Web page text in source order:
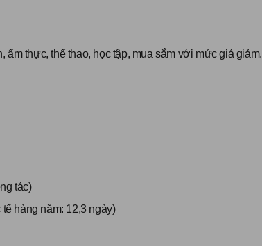
thực, thể thao, học tập, mua sắm với mức giá giảm.
tác)
hàng năm: 12,3 ngày)